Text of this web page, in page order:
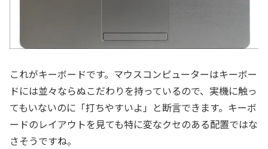
これがキーボードです。マウスコンピューターはキーボー
ドには並々ならぬこだわりを持っているので、実機に触っ
てもいないのに「打ちやすいよ」と断言できます。キーボ
ードのレイアウトを見ても特に変なクセのある配置ではな
さそうですね。